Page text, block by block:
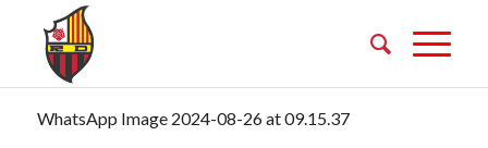
WhatsApp Image 2024-08-26 at 09.15.37